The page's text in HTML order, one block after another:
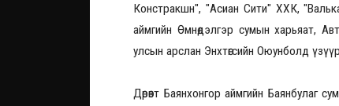
Констракшн", "Асиан Сити" ХХК,
аймгийн Өмнөдэлгэр сумын харьяат,
улсын арслан Энхтөгсийн Оюунболд
Дөрөвт Баянхонгор аймгийн Баянбулаг